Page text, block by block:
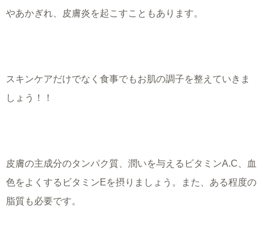
やあかぎれ、皮膚炎を起こすこともあります。
スキンケアだけでなく食事でもお肌の調子を整えていきま
しょう！！
皮膚の主成分のタンパク質、潤いを与えるビタミンA.C、血
色をよくするビタミンEを摂りましょう。また、ある程度の
脂質も必要です。